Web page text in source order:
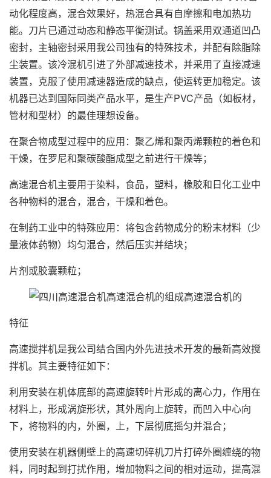
动化程度高，混合效果好，热混合具有自摩擦和电加热功
能。刀片已通过动态和静态平衡测试。锅盖采用双通道凹凸
密封，主轴密封采用我公司独有的特殊技术，并配有除脂除
尘装置。该冷混机引进了外部减速技术，并采用了直接减速
装置，克服了使用减速器造成的缺点，使运转更加稳定。该
机器已达到国际同类产品水平，是生产PVC产品（如板材，
管材和型材）的最佳理想设备。
在聚合物成型过程中的应用：聚乙烯和聚丙烯颗粒的着色和
干燥，在罗尼和聚碳酸酯成型之前进行干燥等；
高速混合机主要用于染料，食品，塑料，橡胶和日化工业中
各种物料的混合，混合，干燥和着色。
在制药工业中的特殊应用：将包含药物成分的粉末材料（少
量液体药物）均匀混合，然后压实并结块；
片剂或胶囊颗粒；
特征
高速搅拌机是我公司结合国内外先进技术开发的最新高效搅
拌机。其主要特征如下：
利用安装在机体底部的高速旋转叶片形成的离心力，作用在
材料上，形成涡旋形状，其外周向上旋转，而凹入中心向
下，将物料的内，外圈，上，下层彻底摇匀并混合；
使用安装在机器侧壁上的高速切碎机刀片打碎外圈缠绕的物
料，同时起到打扰作用，增加物料之间的相对运动，提高混